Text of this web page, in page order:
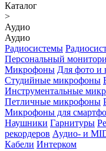
Каталог
>
Аудио
Аудио
Радиосистемы
Персональный
Микрофоны Для фото и
Студийные микрофоны
Инструментальные
Петличные микрофоны
Микрофоны для
Наушники Гарнитуры
рекордеров Аудио- и
Кабели Интерком